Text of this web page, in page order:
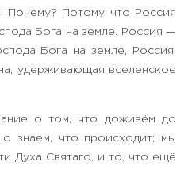
Почему? Потому что Россия
Бога на земле. Россия —
Бога на земле, Россия,
удерживающая вселенское
о том, что доживём до
знаем, что происходит; мы
Духа Святаго, и то, что ещё